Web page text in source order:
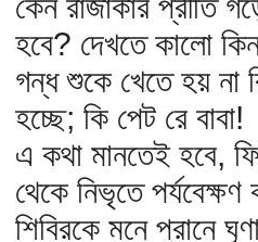
হবে? দেখতে কালো
গন্ধ শুকে খেতে হয় না
হচ্ছে; কি পেট রে বাবা!
এ কথা মানতেই হবে,
থেকে নিভৃতে
শিবিরকে মনে প্রানে